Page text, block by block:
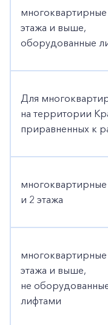
этажа и выше,
оборудованные
Для
на территории
приравненных к
и 2 этажа
этажа и выше,
не
лифтами